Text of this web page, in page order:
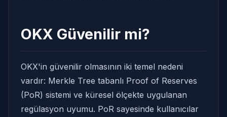
OKX Güvenilir mi?
OKX'in güvenilir olmasının iki temel nedeni
vardır: Merkle Tree tabanlı Proof of Reserves
(PoR) sistemi ve küresel ölçekte uygulanan
regülasyon uyumu. PoR sayesinde kullanıcılar